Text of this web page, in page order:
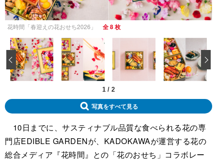
花時間「春迎えの花おせち2026」 全 8 枚
1 / 2
‹
写真をすべて見る
10日までに、サスティナブル品質な食べられる花の専
門店EDIBLE GARDENが、KADOKAWAが運営する花の
総合メディア『花時間』との「花のおせち」コラボレー